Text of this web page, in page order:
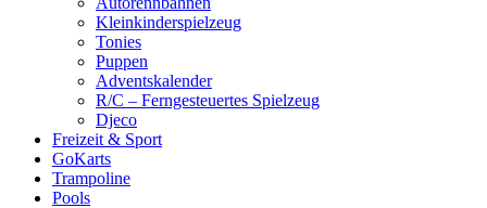
Kleinkinderspielzeug
Tonies
Puppen
Adventskalender
R/C – Ferngesteuertes Spielzeug
Djeco
Freizeit & Sport
GoKarts
Trampoline
Pools